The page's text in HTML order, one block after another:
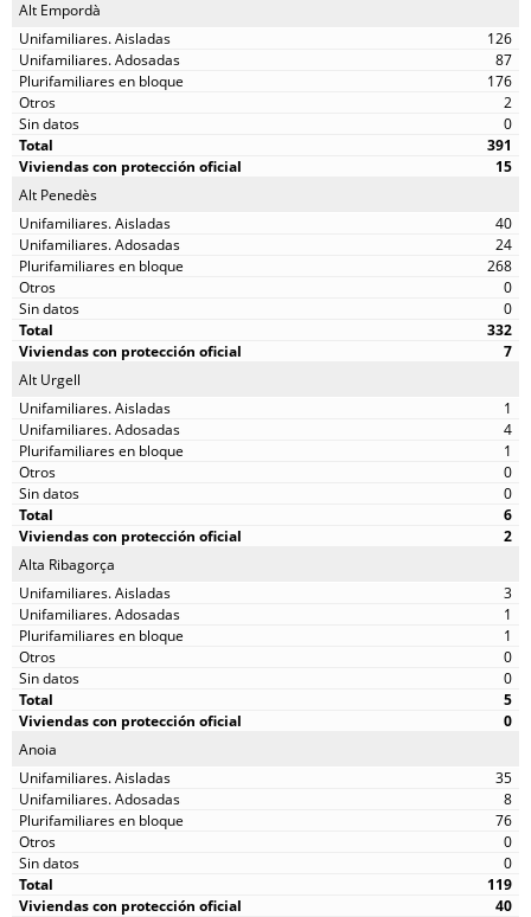
Alt Empordà
126
87
176
2
0
391
15
Alt Penedès
40
24
268
0
0
332
7
Alt Urgell
1
4
1
0
0
6
2
Alta Ribagorça
3
1
1
0
0
5
0
Anoia
35
8
76
0
0
119
40